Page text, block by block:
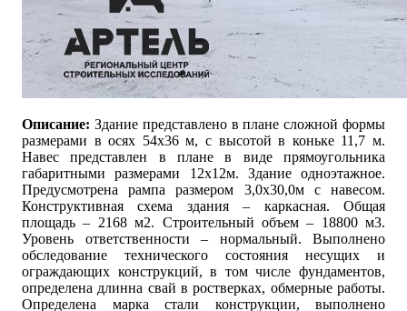
Описание: Здание представлено в плане сложной формы
размерами в осях 54х36 м, с высотой в коньке 11,7 м.
Навес представлен в плане в виде прямоугольника
габаритными размерами 12х12м. Здание одноэтажное.
Предусмотрена рампа размером 3,0х30,0м с навесом.
Конструктивная схема здания – каркасная. Общая
площадь – 2168 м2. Строительный объем – 18800 м3.
Уровень ответственности – нормальный. Выполнено
обследование технического состояния несущих и
ограждающих конструкций, в том числе фундаментов,
определена длинна свай в ростверках, обмерные работы.
Определена марка стали конструкции, выполнено